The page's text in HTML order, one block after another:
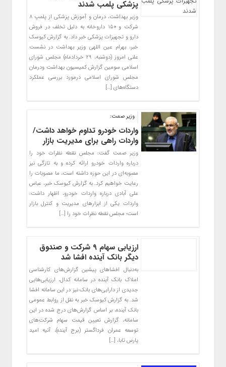
پزشکی پلمب شدند
وزیر بهداشت، درمان و آموزش پزشکی از پلمپ ۸
شرکت و ۱۵۰ داروخانه به دلیل تخلف در فروش
دارو و تجهیزات پزشکی خبر داد. به گزارش کیوسک
خبر، بهرام عین اللهی وزیر بهداشت در نشست
علنی امروز (دوشنبه، ۲۹ خردادماه) مجلس شورای
اسلامی سومین گزارش کمیسیون بهداشت ودرمان
مجلس شورای اسلامی درمورد بررسی عملکرد
دستگاه‌های […]
وزیر صمت:
واردات خودرو تداوم خواهد داشت/
واردات راهی برای مدیریت بازار
وزیر صمت گفت: مجلس نقطه نظرات خود را
درباره واردات خودرو ارائه کرده و به تازگی نیز
مصوبه‌ای در این حوزه داشته است، ما مصوبات را
رعایت خواهیم کرد. به گزارش کیوسک خبر، عباس
علی آبادی درباره واردات خودرو، اظهار داشت:
واردات یکی از ابزارهای مدیریت و کنترل بازار
است؛ مجلس نقطه نظرات خود را […]
ارزیابی سهام ۹ شرکت‌ و صندوق
دیگر بانک آینده افشا شد
به‌دنبال افشاهای پیشین گزارش‌های کارشناسی
املاک بانک آینده در سامانه کدال، ارزیابی‌هایی
جدیدی از دارایی‌های بانک نیز در این سامانه افشا
شد. به گزارش کیوسک خبر به نقل از روابط عمومی
بانک آینده، بر اساس گزارش‌های درج شده در این
سامانه، گزارش تعیین قیمت سهام شرکت‌های
توسعه عمران فرداگستر (برج آینده)، آتیه امید
پارس تابا، […]